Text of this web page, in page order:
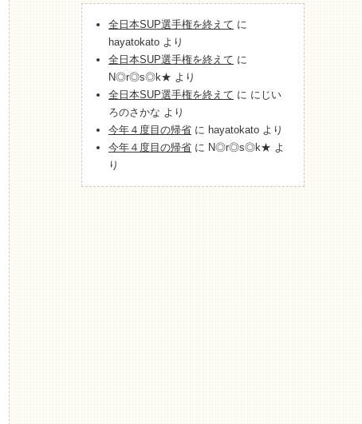
全日本SUP選手権を終えて に
hayatokato より
全日本SUP選手権を終えて に
N◎r◎s◎k★ より
全日本SUP選手権を終えて に にじい
ろのさかな より
今年４度目の帰省 に hayatokato より
今年４度目の帰省 に N◎r◎s◎k★ よ
り